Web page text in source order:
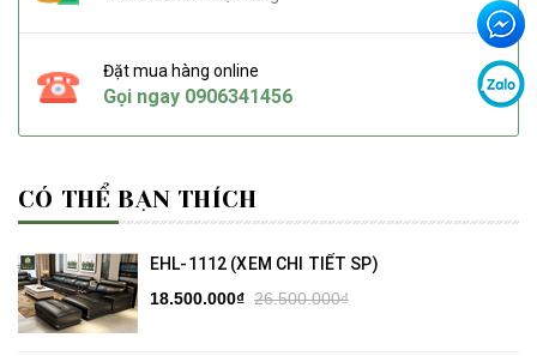
Đặt mua hàng online
Gọi ngay 0906341456
CÓ THỂ BẠN THÍCH
EHL-1112 (XEM CHI TIẾT SP)
18.500.000₫ 26.500.000₫